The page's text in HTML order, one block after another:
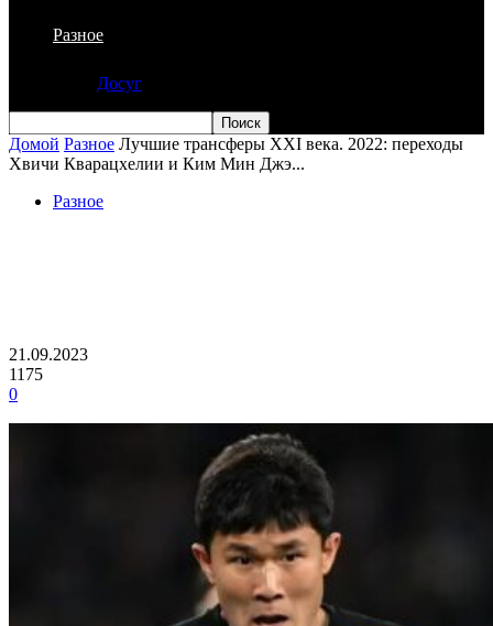
Разное
Досуг
Домой Разное Лучшие трансферы XXI века. 2022: переходы
Хвичи Кварацхелии и Ким Мин Джэ...
Разное
21.09.2023
1175
0